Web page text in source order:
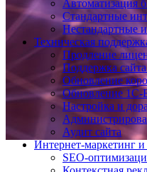
Автоматизация
Стандартные
Нестандартные
Техническая
Продление
Поддержка
Обновление
Обновление 1С-
Настройка и
Аудит сайта
Интернет-маркетинг
SEO-